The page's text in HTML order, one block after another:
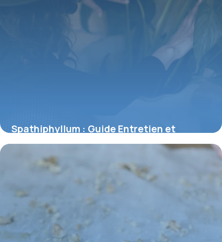
Spathiphyllum : Guide Entretien et
Bienfaits Air
3 juillet 2026